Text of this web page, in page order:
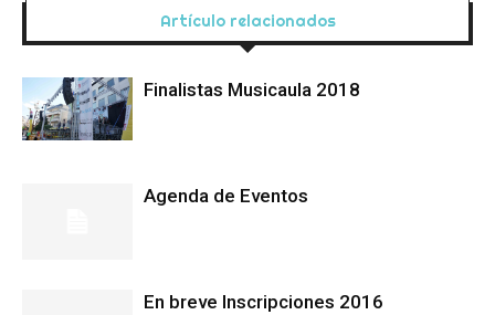
Artículo relacionados
Finalistas Musicaula 2018
Agenda de Eventos
En breve Inscripciones 2016